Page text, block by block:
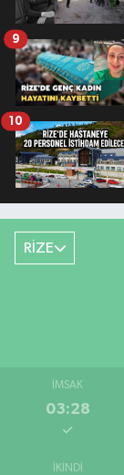
9
10
RİZE
İMSAK
03:28
İKINDI